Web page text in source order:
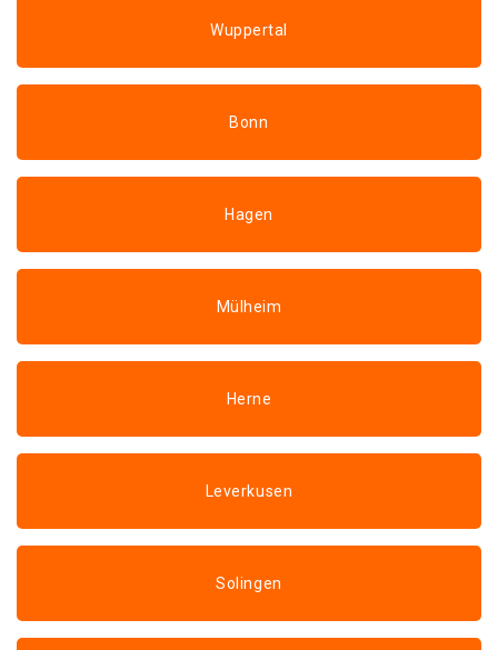
Wuppertal
Bonn
Hagen
Mülheim
Herne
Leverkusen
Solingen